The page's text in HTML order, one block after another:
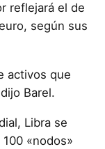
reflejará el de
según sus
activos que
Barel.
Libra se
«nodos»